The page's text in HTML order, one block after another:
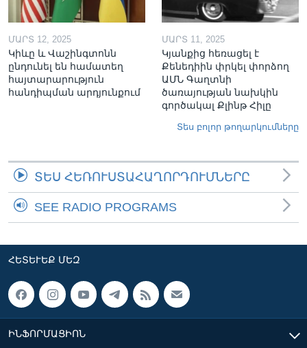
ՄԱՐՏ 12, 2025
Կիևը և Վաշինգտոնն
ընդունել են համատեղ
հայտարարություն
հանդիպման արդյունքում
ՄԱՐՏ 11, 2025
Կյանքից հեռացել է
Քենեդիին փրկել փորձող
ԱՄՆ Գաղտնի
ծառայության նախկին
գործակալ Քլինթ Հիլը
Տես բոլոր թողարկումները
ՏԵՍ ՀԵՌՈՒՍՏԱՀԱՂՈՐԴՈՒՄՆԵՐԸ
SEE RADIO PROGRAMS
ՀԵՏԵՒԵՔ ՄԵԶ
ԻՆՖՈՐՄԱՑԻՈՆ